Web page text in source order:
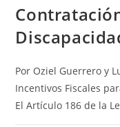
Por Oziel Guerrero y
Incentivos Fiscales
El Artículo 186 de la